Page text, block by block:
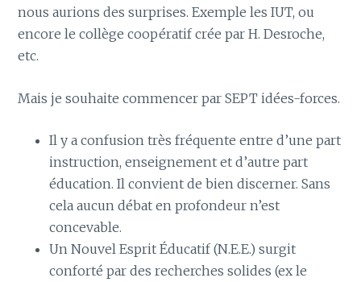
nous aurions des surprises. Exemple les IUT, ou
encore le collège coopératif crée par H. Desroche,
etc.
Mais je souhaite commencer par SEPT idées-forces.
Il y a confusion très fréquente entre d’une part
instruction, enseignement et d’autre part
éducation. Il convient de bien discerner. Sans
cela aucun débat en profondeur n’est
concevable.
Un Nouvel Esprit Éducatif (N.E.E.) surgit
conforté par des recherches solides (ex le